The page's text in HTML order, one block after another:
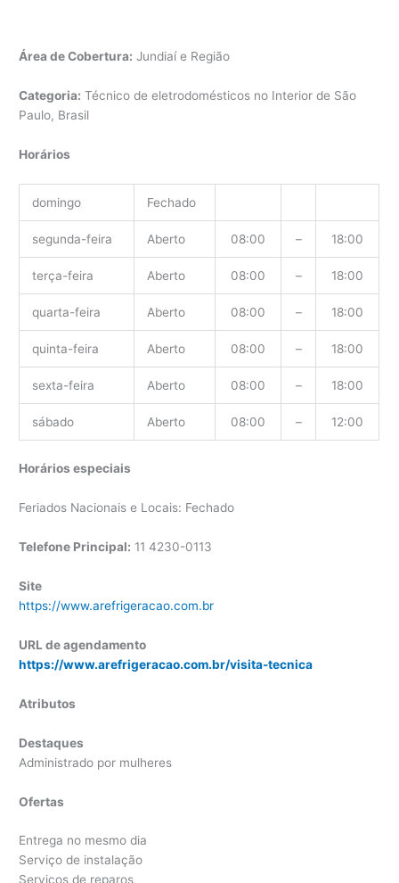
Área de Cobertura: Jundiaí e Região
Categoria: Técnico de eletrodomésticos no Interior de São
Paulo, Brasil
Horários
domingo Fechado
segunda-feira Aberto 08:00 – 18:00
terça-feira Aberto 08:00 – 18:00
quarta-feira Aberto 08:00 – 18:00
quinta-feira Aberto 08:00 – 18:00
sexta-feira Aberto 08:00 – 18:00
sábado Aberto 08:00 – 12:00
Horários especiais
Feriados Nacionais e Locais: Fechado
Telefone Principal: 114230-0113
Site
https://www.arefrigeracao.com.br
URL de agendamento
https://www.arefrigeracao.com.br/visita-tecnica
Atributos
Destaques
Administrado por mulheres
Ofertas
Entrega no mesmo dia
Serviço de instalação
Serviços de reparos